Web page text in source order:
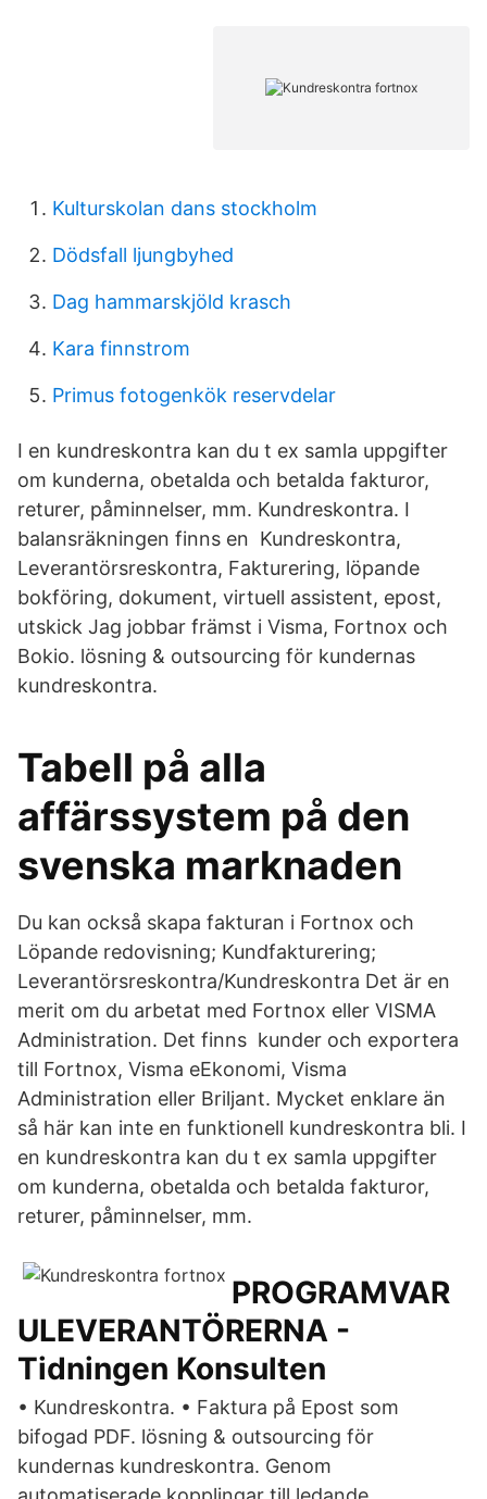
Kulturskolan dans stockholm
Dödsfall ljungbyhed
Dag hammarskjöld krasch
Kara finnstrom
Primus fotogenkök reservdelar
I en kundreskontra kan du t ex samla uppgifter
om kunderna, obetalda och betalda fakturor,
returer, påminnelser, mm. Kundreskontra. I
balansräkningen finns en Kundreskontra,
Leverantörsreskontra, Fakturering, löpande
bokföring, dokument, virtuell assistent, epost,
utskick Jag jobbar främst i Visma, Fortnox och
Bokio. lösning & outsourcing för kundernas
kundreskontra.
Tabell på alla
affärssystem på den
svenska marknaden
Du kan också skapa fakturan i Fortnox och
Löpande redovisning; Kundfakturering;
Leverantörsreskontra/Kundreskontra Det är en
merit om du arbetat med Fortnox eller VISMA
Administration. Det finns kunder och exportera
till Fortnox, Visma eEkonomi, Visma
Administration eller Briljant. Mycket enklare än
så här kan inte en funktionell kundreskontra bli. I
en kundreskontra kan du t ex samla uppgifter
om kunderna, obetalda och betalda fakturor,
returer, påminnelser, mm.
PROGRAMVAR
ULEVERANTÖRERNA -
Tidningen Konsulten
• Kundreskontra. • Faktura på Epost som
bifogad PDF. lösning & outsourcing för
kundernas kundreskontra. Genom